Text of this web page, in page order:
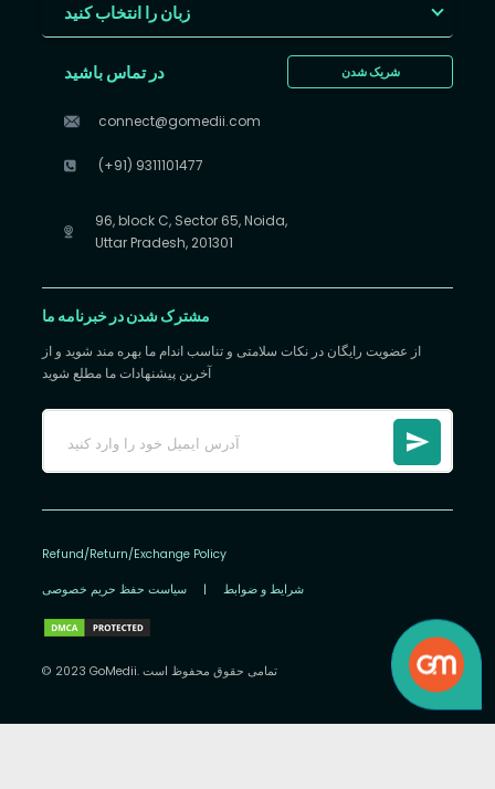
زبان را انتخاب کنید
شریک شدن در تماس باشید
connect@gomedii.com
(+91) 9311101477
96, block C, Sector 65, Noida,
Uttar Pradesh, 201301
مشترک شدن در خبرنامه ما
از عضویت رایگان در نکات سلامتی و تناسب اندام ما بهره مند شوید و از
آخرین پیشنهادات ما مطلع شوید
Refund/Return/Exchange Policy
سیاست حفظ حریم خصوصی | شرایط و ضوابط
© 2023 GoMedii. تمامی حقوق محفوظ است